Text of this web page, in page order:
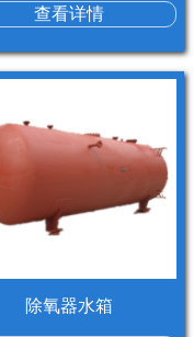
查看详情
除氧器水箱